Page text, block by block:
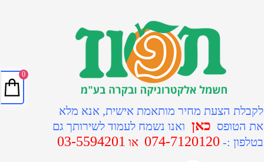
לקבלת הצעת מחיר מותאמת אישית, אנא מלא
את הטופס כאן ואנו נשמח לעמוד לשירותך גם
בטלפון :- 074-7120120 או 03-5594201
0